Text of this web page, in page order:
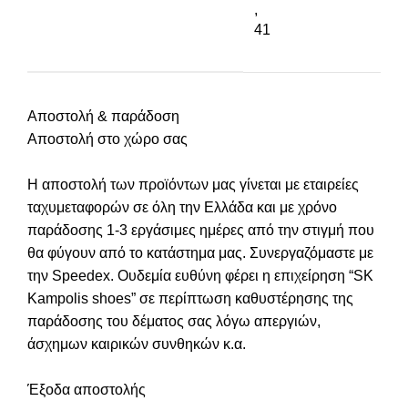
,
41
Αποστολή & παράδοση
Αποστολή στο χώρο σας
Η αποστολή των προϊόντων μας γίνεται με εταιρείες
ταχυμεταφορών σε όλη την Ελλάδα και με χρόνο
παράδοσης 1-3 εργάσιμες ημέρες από την στιγμή που
θα φύγουν από το κατάστημα μας. Συνεργαζόμαστε με
την Speedex. Oυδεμία ευθύνη φέρει η επιχείρηση “SK
Kampolis shoes” σε περίπτωση καθυστέρησης της
παράδοσης του δέματος σας λόγω απεργιών,
άσχημων καιρικών συνθηκών κ.α.
Έξοδα αποστολής